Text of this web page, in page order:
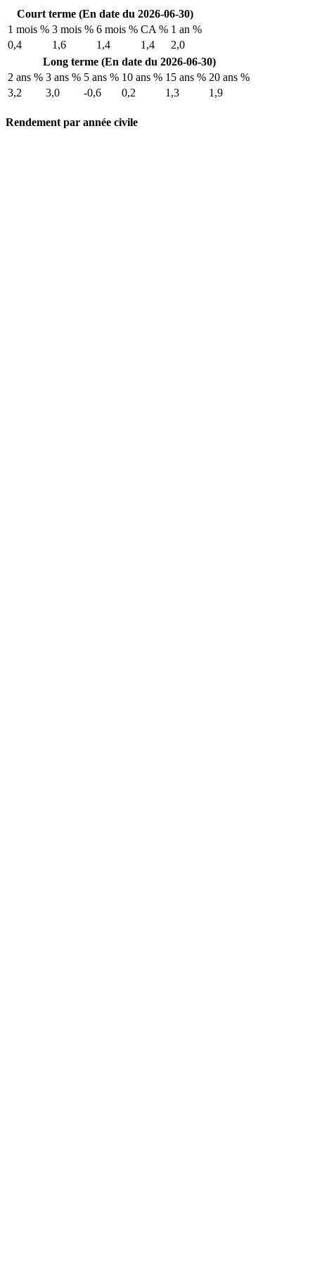
Court terme (En date du 2026-06-30)
1 mois % 3 mois % 6 mois % CA % 1 an %
0,4
1,6 1,4 1,4
2,0
Long terme (En date du 2026-06-30)
2 ans % 3 ans % 5 ans % 10 ans % 15 ans % 20 ans %
3,2
3,0 -0,6 0,2 1,3 1,9
Rendement par année civile